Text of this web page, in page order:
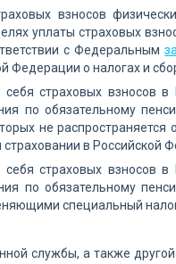
взносов
уплаты страховых
с Федеральным
Федерации о налогах и
страховых взносов
по обязательному
не
в Российской
страховых взносов
по обязательному
специальный
службы, а также